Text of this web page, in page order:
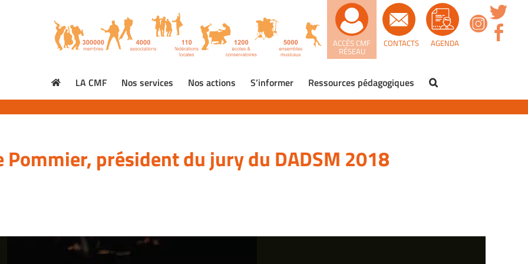
AGENDA
CONTACTS
ACCÈS CMF
RÉSEAU
LA CMF Nos services Nos actions S’informer Ressources pédagogiques
Pommier, président du jury du DADSM 2018